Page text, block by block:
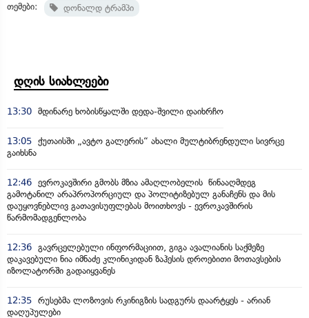
თემები: დონალდ ტრამპი
დღის სიახლეები
13:30 მდინარე ხობისწყალში დედა-შვილი დაიხრჩო
13:05 ქუთაისში „ავტო გალერის“ ახალი მულტიბრენდული სივრცე
გაიხსნა
12:46 ევროკავშირი გმობს მზია ამაღლობელის წინააღმდეგ
გამოტანილ არაპროპორციულ და პოლიტიზებულ განაჩენს და მის
დაუყოვნებლივ გათავისუფლებას მოითხოვს - ევროკავშირის
წარმომადგენლობა
12:36 გავრცელებული ინფორმაციით, გიგა ავალიანის საქმეზე
დაკავებული ნია იმნაძე კლინიკიდან ზაჰესის დროებითი მოთავსების
იზოლატორში გადაიყვანეს
12:35 რუსებმა ლოზოვის რკინიგზის სადგურს დაარტყეს - არიან
დაღუპულები